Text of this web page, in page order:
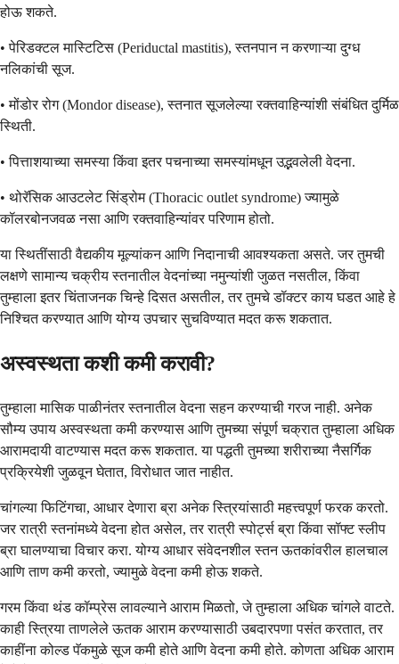
होऊ शकते.
• पेरिडक्टल मास्टिटिस (Periductal mastitis), स्तनपान न करणाऱ्या दुग्ध
नलिकांची सूज.
• मोंडोर रोग (Mondor disease), स्तनात सूजलेल्या रक्तवाहिन्यांशी संबंधित दुर्मिळ
स्थिती.
• पित्ताशयाच्या समस्या किंवा इतर पचनाच्या समस्यांमधून उद्भवलेली वेदना.
• थोरॅसिक आउटलेट सिंड्रोम (Thoracic outlet syndrome) ज्यामुळे
कॉलरबोनजवळ नसा आणि रक्तवाहिन्यांवर परिणाम होतो.
या स्थितींसाठी वैद्यकीय मूल्यांकन आणि निदानाची आवश्यकता असते. जर तुमची
लक्षणे सामान्य चक्रीय स्तनातील वेदनांच्या नमुन्यांशी जुळत नसतील, किंवा
तुम्हाला इतर चिंताजनक चिन्हे दिसत असतील, तर तुमचे डॉक्टर काय घडत आहे हे
निश्चित करण्यात आणि योग्य उपचार सुचविण्यात मदत करू शकतात.
अस्वस्थता कशी कमी करावी?
तुम्हाला मासिक पाळीनंतर स्तनातील वेदना सहन करण्याची गरज नाही. अनेक
सौम्य उपाय अस्वस्थता कमी करण्यास आणि तुमच्या संपूर्ण चक्रात तुम्हाला अधिक
आरामदायी वाटण्यास मदत करू शकतात. या पद्धती तुमच्या शरीराच्या नैसर्गिक
प्रक्रियेशी जुळवून घेतात, विरोधात जात नाहीत.
चांगल्या फिटिंगचा, आधार देणारा ब्रा अनेक स्त्रियांसाठी महत्त्वपूर्ण फरक करतो.
जर रात्री स्तनांमध्ये वेदना होत असेल, तर रात्री स्पोर्ट्स ब्रा किंवा सॉफ्ट स्लीप
ब्रा घालण्याचा विचार करा. योग्य आधार संवेदनशील स्तन ऊतकांवरील हालचाल
आणि ताण कमी करतो, ज्यामुळे वेदना कमी होऊ शकते.
गरम किंवा थंड कॉम्प्रेस लावल्याने आराम मिळतो, जे तुम्हाला अधिक चांगले वाटते.
काही स्त्रिया ताणलेले ऊतक आराम करण्यासाठी उबदारपणा पसंत करतात, तर
काहींना कोल्ड पॅकमुळे सूज कमी होते आणि वेदना कमी होते. कोणता अधिक आराम